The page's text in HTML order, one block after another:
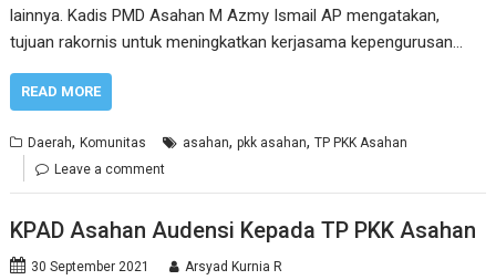
lainnya. Kadis PMD Asahan M Azmy Ismail AP mengatakan,
tujuan rakornis untuk meningkatkan kerjasama kepengurusan…
READ MORE
Daerah,Komunitas asahan,pkk asahan,TP PKK Asahan
Leave a comment
KPAD Asahan Audensi Kepada TP PKK Asahan
30 September 2021 Arsyad Kurnia R